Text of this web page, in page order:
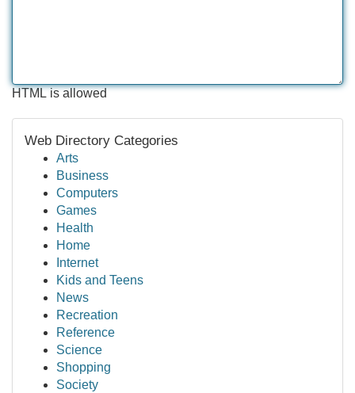
HTML is allowed
Web Directory Categories
Arts
Business
Computers
Games
Health
Home
Internet
Kids and Teens
News
Recreation
Reference
Science
Shopping
Society